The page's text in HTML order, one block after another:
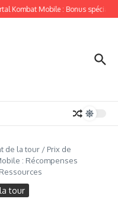
Mobile : Bonus spéciaux,
de la tour / Prix de
: Récompenses
tour